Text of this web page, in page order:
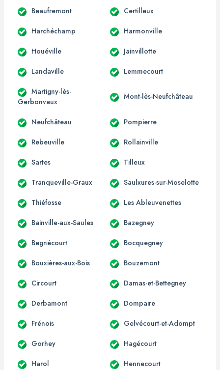
Beaufremont Certilleux
Harchéchamp Harmonville
Houéville Jainvillotte
Landaville Lemmecourt
Martigny-lès-
Gerbonvaux
Mont-lès-Neufchâteau
Neufchâteau Pompierre
Rebeuville Rollainville
Sartes Tilleux
Tranqueville-Graux Saulxures-sur-Moselotte
Thiéfosse Les Ableuvenettes
Bainville-aux-Saules Bazegney
Begnécourt Bocquegney
Bouxières-aux-Bois Bouzemont
Circourt Damas-et-Bettegney
Derbamont Dompaire
Frénois Gelvécourt-et-Adompt
Gorhey Hagécourt
Harol Hennecourt